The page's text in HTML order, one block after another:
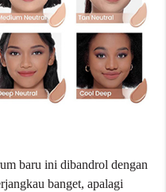
baru ini dibandrol dengan
banget, apalagi